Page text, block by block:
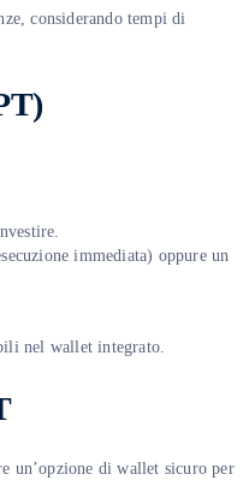
considerando tempi di
immediata) oppure un
nel wallet integrato.
un’opzione di wallet sicuro per